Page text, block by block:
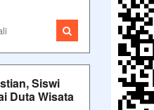
Siswi
Duta Wisata